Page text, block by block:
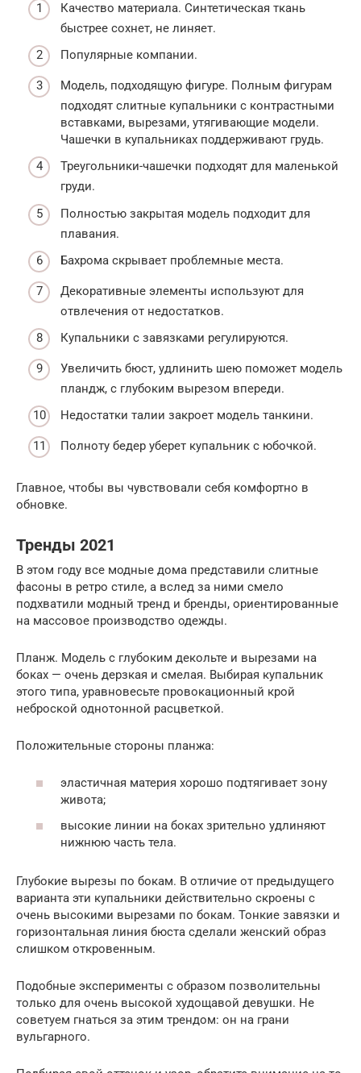
Качество материала. Синтетическая ткань
быстрее сохнет, не линяет.
Популярные компании.
Модель, подходящую фигуре. Полным фигурам
подходят слитные купальники с контрастными
вставками, вырезами, утягивающие модели.
Чашечки в купальниках поддерживают грудь.
Треугольники-чашечки подходят для маленькой
груди.
Полностью закрытая модель подходит для
плавания.
Бахрома скрывает проблемные места.
Декоративные элементы используют для
отвлечения от недостатков.
Купальники с завязками регулируются.
Увеличить бюст, удлинить шею поможет модель
пландж, с глубоким вырезом впереди.
Недостатки талии закроет модель танкини.
Полноту бедер уберет купальник с юбочкой.
Главное, чтобы вы чувствовали себя комфортно в
обновке.
Тренды 2021
В этом году все модные дома представили слитные
фасоны в ретро стиле, а вслед за ними смело
подхватили модный тренд и бренды, ориентированные
на массовое производство одежды.
Планж. Модель с глубоким декольте и вырезами на
боках — очень дерзкая и смелая. Выбирая купальник
этого типа, уравновесьте провокационный крой
неброской однотонной расцветкой.
Положительные стороны планжа:
эластичная материя хорошо подтягивает зону
живота;
высокие линии на боках зрительно удлиняют
нижнюю часть тела.
Глубокие вырезы по бокам. В отличие от предыдущего
варианта эти купальники действительно скроены с
очень высокими вырезами по бокам. Тонкие завязки и
горизонтальная линия бюста сделали женский образ
слишком откровенным.
Подобные эксперименты с образом позволительны
только для очень высокой худощавой девушки. Не
советуем гнаться за этим трендом: он на грани
вульгарного.